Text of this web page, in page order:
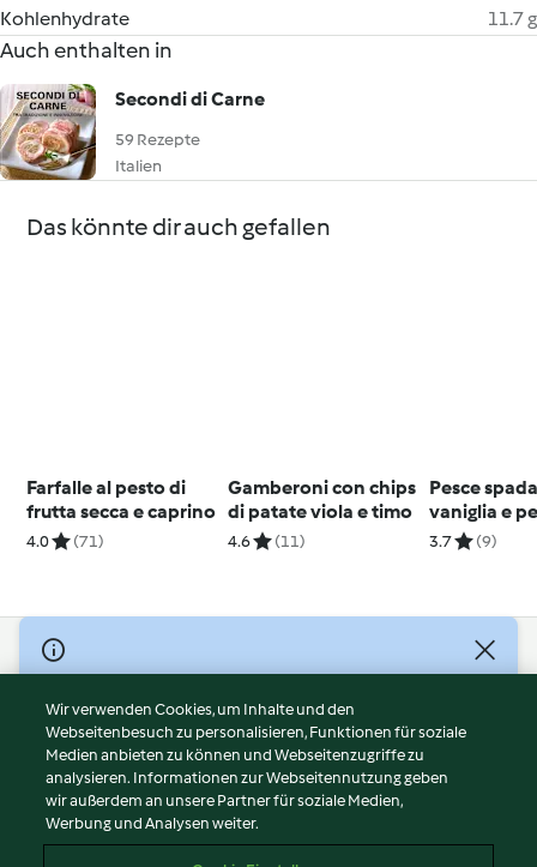
Kohlenhydrate
11.7 g
Auch enthalten in
Secondi di Carne
59 Rezepte
Italien
Das könnte dir auch gefallen
Farfalle al pesto di
frutta secca e caprino
4.0 (71)
Gamberoni con chips
di patate viola e timo
4.6 (11)
Pesce
vaniglia e
3.7 (9)
© Copyright 2026
Nutzungsbedingungen
Datenschutzrichtlinien
Disclaimer
Impressum
Cookies
Wir verwenden Cookies, um Inhalte und den
Webseitenbesuch zu personalisieren, Funktionen für soziale
Medien anbieten zu können und Webseitenzugriffe zu
analysieren. Informationen zur Webseitennutzung geben
wir außerdem an unsere Partner für soziale Medien,
Werbung und Analysen weiter.